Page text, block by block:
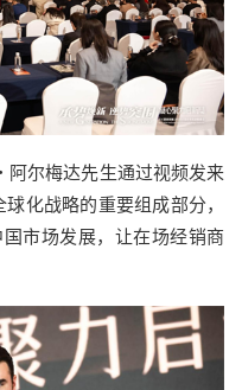
阿尔梅达先生通过视频发来
化战略的重要组成部分，
市场发展，让在场经销商